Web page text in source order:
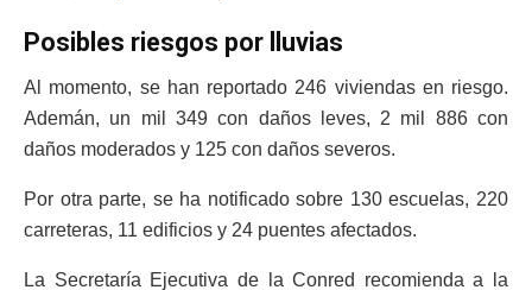
Posibles riesgos por lluvias
Al momento, se han reportado 246 viviendas en riesgo.
Ademán, un mil 349 con daños leves, 2 mil 886 con
daños moderados y 125 con daños severos.
Por otra parte, se ha notificado sobre 130 escuelas, 220
carreteras, 11 edificios y 24 puentes afectados.
La Secretaría Ejecutiva de la Conred recomienda a la